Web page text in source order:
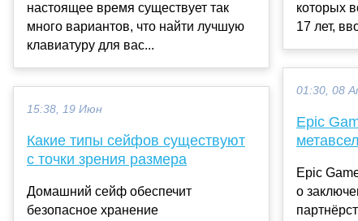
настоящее время существует так
много вариантов, что найти лучшую
клавиатуру для вас...
15:38, 19 Июн
Какие типы сейфов существуют
с точки зрения размера
Домашний сейф обеспечит
безопасное хранение
которых
17 лет,
01:30, 08
Epic
Epic
о